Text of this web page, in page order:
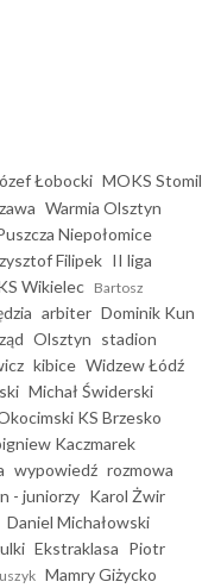
Łobocki MOKS Stomil
Warmia Olsztyn
Niepołomice
Filipek II liga
Wikielec
Bartosz
arbiter Dominik Kun
Olsztyn stadion
kibice Widzew Łódź
Michał Świderski
KS Brzesko
Kaczmarek
wypowiedź rozmowa
- juniorzy Karol Żwir
Daniel Michałowski
Ekstraklasa Piotr
Mamry Giżycko